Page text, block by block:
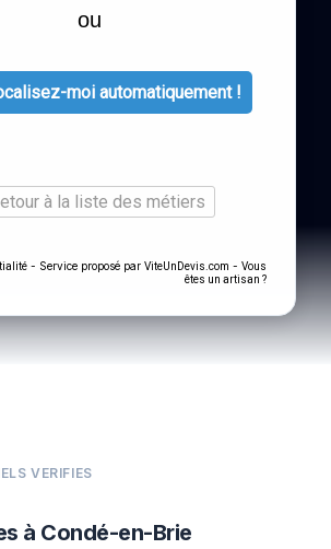
ou
moi automatiquement !
à la liste des métiers
- Service proposé par ViteUnDevis.com - Vous
êtes un artisan ?
VERIFIES
à Condé-en-Brie